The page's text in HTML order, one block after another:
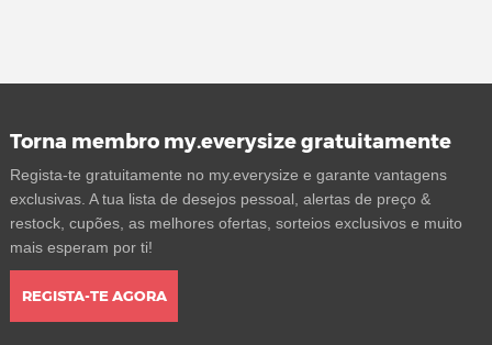
Torna membro my.everysize gratuitamente
Regista-te gratuitamente no my.everysize e garante vantagens
exclusivas. A tua lista de desejos pessoal, alertas de preço &
restock, cupões, as melhores ofertas, sorteios exclusivos e muito
mais esperam por ti!
REGISTA-TE AGORA